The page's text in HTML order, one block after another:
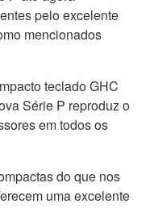
pelo excelente
mencionados
teclado GHC
Série P reproduz o
em todos os
do que nos
uma excelente